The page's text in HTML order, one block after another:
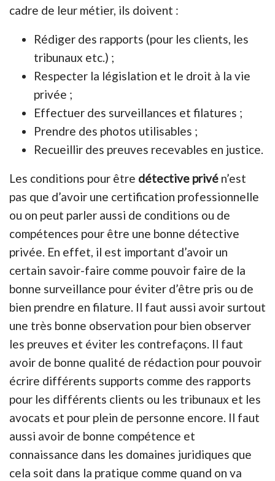
cadre de leur métier, ils doivent :
Rédiger des rapports (pour les clients, les
tribunaux etc.) ;
Respecter la législation et le droit à la vie
privée ;
Effectuer des surveillances et filatures ;
Prendre des photos utilisables ;
Recueillir des preuves recevables en justice.
Les conditions pour être détective privé n’est
pas que d’avoir une certification professionnelle
ou on peut parler aussi de conditions ou de
compétences pour être une bonne détective
privée. En effet, il est important d’avoir un
certain savoir-faire comme pouvoir faire de la
bonne surveillance pour éviter d’être pris ou de
bien prendre en filature. Il faut aussi avoir surtout
une très bonne observation pour bien observer
les preuves et éviter les contrefaçons. Il faut
avoir de bonne qualité de rédaction pour pouvoir
écrire différents supports comme des rapports
pour les différents clients ou les tribunaux et les
avocats et pour plein de personne encore. Il faut
aussi avoir de bonne compétence et
connaissance dans les domaines juridiques que
cela soit dans la pratique comme quand on va